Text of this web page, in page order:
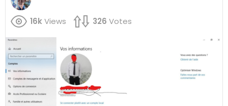
16kViews 326 Votes